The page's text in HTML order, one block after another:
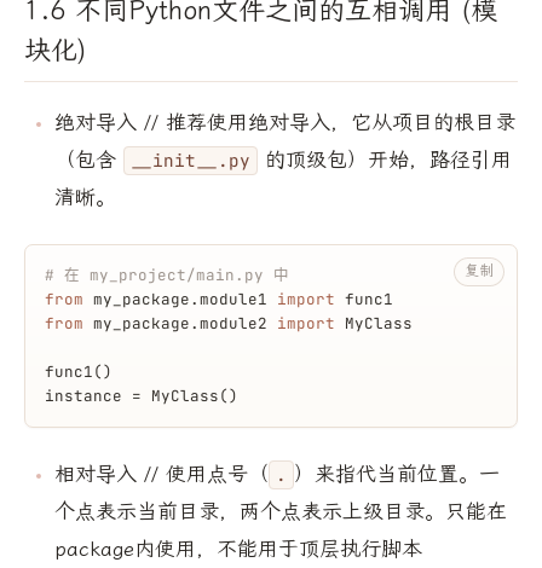
1.6 不同Python文件之间的互相调用 (模
块化)
绝对导入 // 推荐使用绝对导入，它从项目的根目录
（包含
__init__.py
的顶级包）开始，路径引用
清晰。
# 在 my_project/main.py 中
from my_package.module1 import func1
from my_package.module2 import MyClass
func1()
instance = MyClass()
复制
相对导入 // 使用点号（ . ）来指代当前位置。一
个点表示当前目录，两个点表示上级目录。只能在
package内使用，不能用于顶层执行脚本